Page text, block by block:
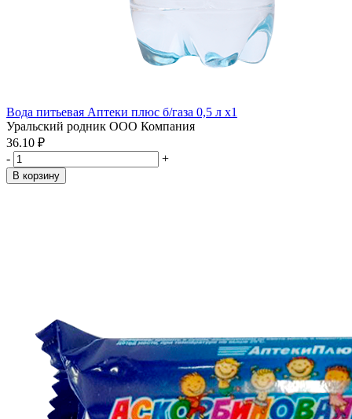
Вода питьевая Аптеки плюс б/газа 0,5 л x1
Уральский родник ООО Компания
36.10 ₽
-
+
В корзину